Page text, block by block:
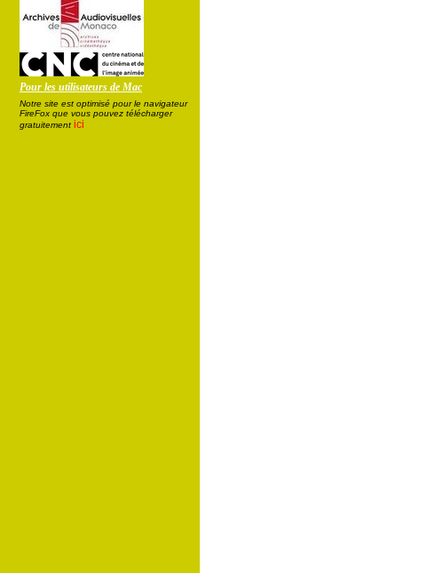
Pour les utilisateurs de Mac
Notre site est optimisé pour le navigateur
FireFox que vous pouvez télécharger
gratuitement ici